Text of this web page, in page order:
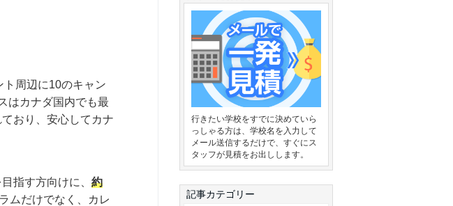
周辺に10のキャン
はカナダ国内でも最
ており、安心してカナ
指す方向けに、 約
ムだけでなく、カレ
行きたい学校をすでに決めていら
っしゃる方は、学校名を入力して
メール送信するだけで、すぐにス
タッフが見積をお出しします。
記事カテゴリー